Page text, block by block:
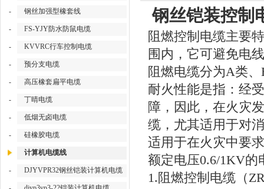
- 钢丝加强型橡套线
- FS-YJY防水防鼠电缆
- KVVRC行车控制电缆
- 预分支电缆
- 高压橡套扁平电缆
- 丁晴电缆
- 低烟无卤电缆
- 硅橡胶电缆
计算机电缆线
- DJYVPR32钢丝铠装计算机电缆
钢丝铠装控制
阻燃控制电缆主要
围内，它可避免电
阻燃电缆分为A类、
耐火性能是指：经
障，因此，在火灾
缆，尤其适用于对
适用于在火灾中要
额定电压0.6/1KV的
1.阻燃控制电缆（